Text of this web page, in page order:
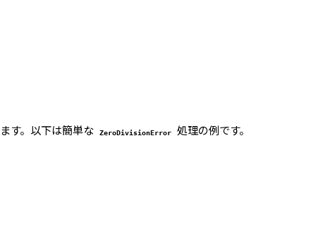
す。以下は簡単な ZeroDivisionError 処理の例です。